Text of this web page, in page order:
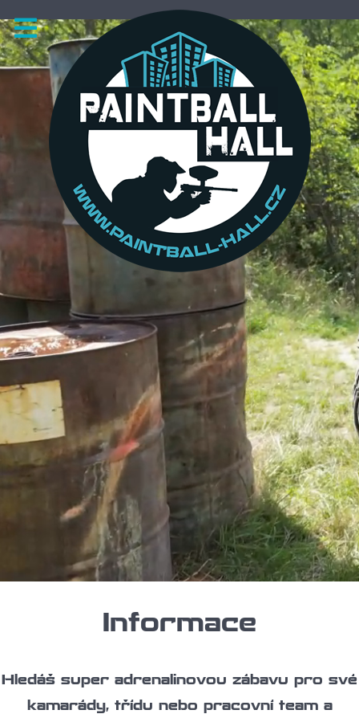
Informace
Hledáš super adrenalinovou zábavu pro své
kamarády, třídu nebo pracovní team a